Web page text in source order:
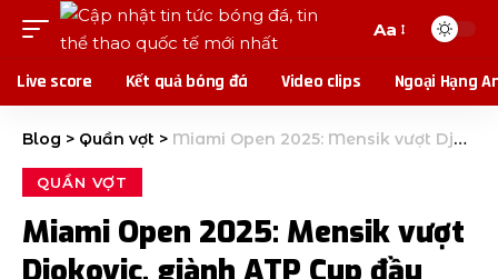
Aa
Live score Kết quả bóng đá Video clips Ngoại Hạng
Blog > Quần vợt > Miami Open 2025: Mensik vượt Djokovic, giành ATP Cup đầu tiên
QUẦN VỢT
Miami Open 2025: Mensik vượt